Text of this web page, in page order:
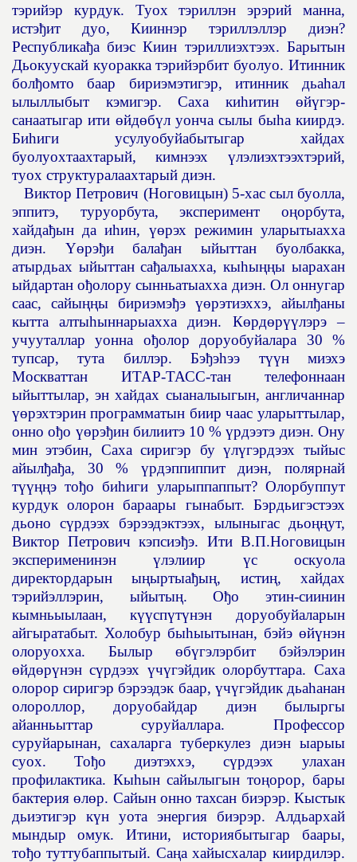
тэрийэр курдук. Туох тэриллэн эрэрий манна,
истэђит дуо, Кииннэр тэриллэллэр диэн?
Республикађа биэс Киин тэриллиэхтээх. Барытын
Дьокуускай куоракка тэрийэрбит буолуо. Итинник
болђомто баар бириэмэтигэр, итинник дьаһал
ылыллыбыт кэмигэр. Саха киһитин өйүгэр-
санаатыгар ити өйдөбүл уонча сылы быһа киирдэ.
Биһиги усулуобуйабытыгар хайдах
буолуохтаахтарый, кимнээх үлэлиэхтээхтэрий,
туох структуралаахтарый диэн.
Виктор Петрович (Ноговицын) 5-хас сыл буолла,
эппитэ, туруорбута, эксперимент оңорбута,
хайдађын да иһин, үөрэх режимин уларытыахха
диэн. Үөрэђи балађан ыйыттан буолбакка,
атырдьах ыйыттан сађалыахха, кыһыңңы ыарахан
ыйдартан ођолору сынньатыахха диэн. Ол оннугар
саас, сайыңңы бириэмэђэ үөрэтиэххэ, айылђаны
кытта алтыһыннарыахха диэн. Көрдөрүүлэрэ –
учууталлар уонна ођолор доруобуйалара 30 %
тупсар, тута биллэр. Бэђэһээ түүн миэхэ
Москваттан ИТАР-ТАСС-тан телефоннаан
ыйыттылар, эн хайдах сыаналыыгын, англичаннар
үөрэхтэрин программатын биир чаас уларыттылар,
онно ођо үөрэђин билиитэ 10 %үрдээтэ диэн. Ону
мин этэбин, Саха сиригэр буүлүгэрдээх тыйыс
айылђађа, 30 % үрдэппиппит диэн, полярнай
түүңңэ тођо биһиги уларыппаппыт? Олорбуппут
курдук олорон бараары гынабыт. Бэрдьигэстээх
дьоно сүрдээх бэрээдэктээх, ылыныгас дьоңңут,
Виктор Петрович кэпсиэђэ. Ити В.П.Ноговицын
эксперименинэнүлэлиир үс оскуола
директордарын ыңыртыађың, истиң, хайдах
тэрийэллэрин, ыйытың. Ођо этин-сиинин
кымньыылаан, күүспүтүнэн доруобуйаларын
айгыратабыт. Холобур быһыытынан, бэйэ өйүнэн
олоруохха. Былырөбүгэлэрбит бэйэлэрин
өйдөрүнэн сүрдээх үчүгэйдик олорбуттара. Саха
олорор сиригэр бэрээдэк баар, үчүгэйдик дьаһанан
олороллор, доруобайдар диэн былыргы
айанньыттар суруйаллара. Профессор
суруйарынан, сахаларга туберкулез диэн ыарыы
суох. Тођо диэтэххэ, сүрдээх улахан
профилактика. Кыһын сайылыгын тоңорор, бары
бактерияөлөр. Сайын онно тахсан биэрэр. Кыстык
дьиэтигэр күн уота энергия биэрэр. Алдьархай
мындыр омук. Итини, историябытыгар баары,
тођо туттубаппытый. Саңа хайысхалар киирдилэр.